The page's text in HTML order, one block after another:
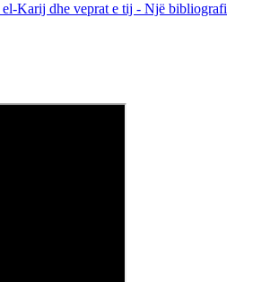
Karij dhe veprat e tij - Një bibliografi